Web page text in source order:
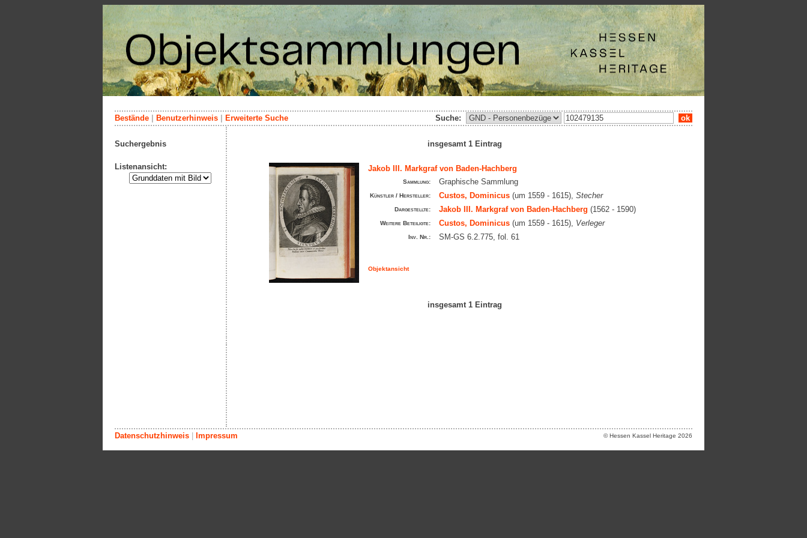
Suche: ok
Bestände Benutzerhinweis Erweiterte Suche
insgesamt 1 Eintrag
Jakob III. Markgraf von Baden-Hachberg
Sammlung: Graphische Sammlung
Künstler / Hersteller: Custos, Dominicus(um 1559 - 1615), Stecher
Dargestellte: Jakob III. Markgraf von Baden-Hachberg (1562 - 1590)
Weitere Beteiligte: Custos, Dominicus(um 1559 - 1615), Verleger
Inv. Nr.: SM-GS 6.2.775, fol. 61
Objektansicht
insgesamt 1 Eintrag
Suchergebnis
Listenansicht:
© Hessen Kassel Heritage 2026
Datenschutzhinweis Impressum